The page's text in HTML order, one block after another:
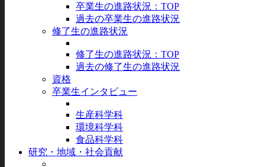
卒業生の進路状況：TOP
過去の卒業生の進路状況
修了生の進路状況
修了生の進路状況：TOP
過去の修了生の進路状況
資格
卒業生インタビュー
生産科学科
環境科学科
食品科学科
研究・地域・社会貢献